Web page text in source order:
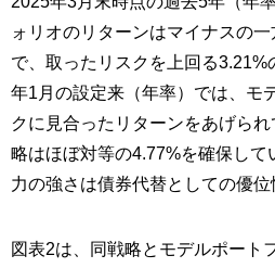
ォリオのリターンはマイナスの
で、取ったリスクを上回る
年1月の設定来（年率）では、モ
クに見合ったリターンをあげら
略はほぼ対等の4.77%を確保して
力の強さは債券代替としての優位
図表2は、同戦略とモデルポート